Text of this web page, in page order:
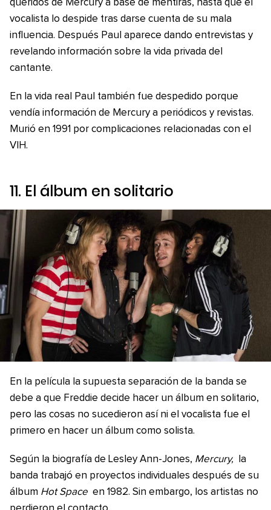
queridos de Mercury a base de mentiras, hasta que el
vocalista lo despide tras darse cuenta de su mala
influencia. Después Paul aparece dando entrevistas y
revelando información sobre la vida privada del
cantante.
En la vida real Paul también fue despedido porque
vendía información de Mercury a periódicos y revistas.
Murió en 1991 por complicaciones relacionadas con el
VIH.
11. El álbum en solitario
En la película la supuesta separación de la banda se
debe a que Freddie decide hacer un álbum en solitario,
pero las cosas no sucedieron así ni el vocalista fue el
primero en hacer un álbum como solista.
Según la biografía de Lesley Ann-Jones, Mercury,
la
banda trabajó en proyectos individuales después de su
álbum Hot Space en 1982. Sin embargo, los artistas no